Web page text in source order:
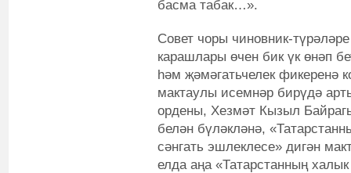
басма табак…».
Совет чоры чиновник-
карашлары өчен бик үк өнәп
һәм җәмәгатьчелек фикеренә
мактаулы исемнәр бирүдә
ордены, Хезмәт Кызыл
белән бүләкләнә,
сәнгать эшлеклесе» дигән
елда аңа «Татарстанның